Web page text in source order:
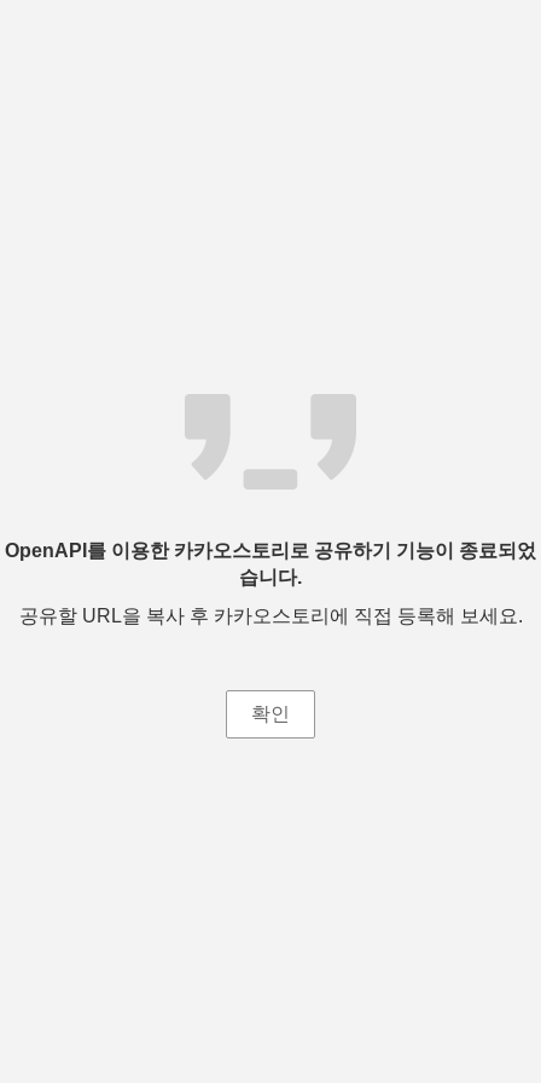
OpenAPI를 이용한 카카오스토리로 공유하기 기능이 종료되었
습니다.
공유할 URL을 복사 후 카카오스토리에 직접 등록해 보세요.
확인